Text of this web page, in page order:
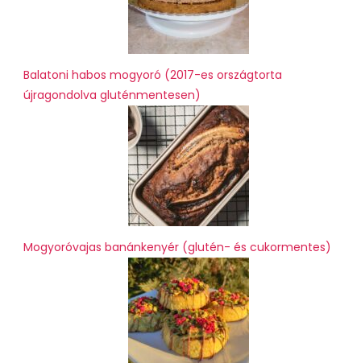
Balatoni habos mogyoró (2017-es országtorta
újragondolva gluténmentesen)
Mogyoróvajas banánkenyér (glutén- és cukormentes)